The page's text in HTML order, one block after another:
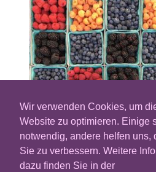
Wir verwenden Cookies, um
Website zu optimieren. Einige
notwendig, andere helfen uns,
Sie zu verbessern. Weitere
dazu finden Sie in der
Die Telekom-Tochter und
Emetriq geht eine
dem deutschen